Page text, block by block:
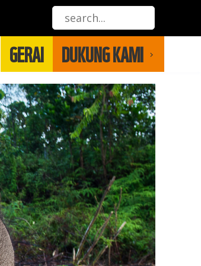
GERAI DUKUNG KAMI